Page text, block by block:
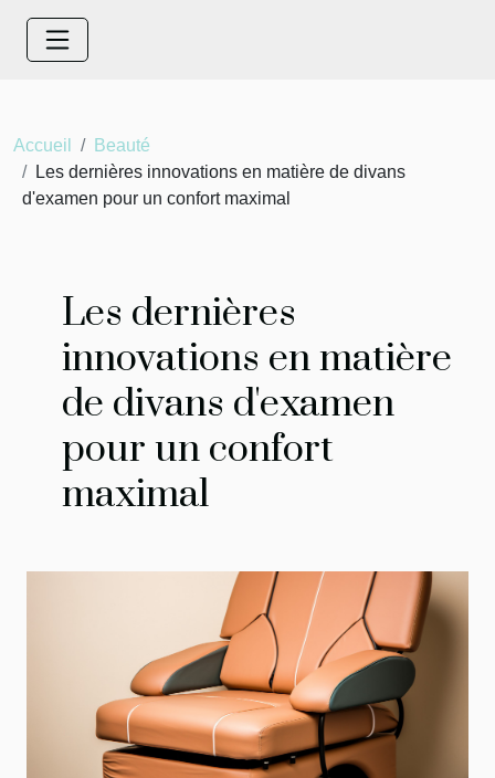
Accueil
Beauté
Les dernières innovations en matière de divans
d'examen pour un confort maximal
Les dernières
innovations en matière
de divans d'examen
pour un confort
maximal